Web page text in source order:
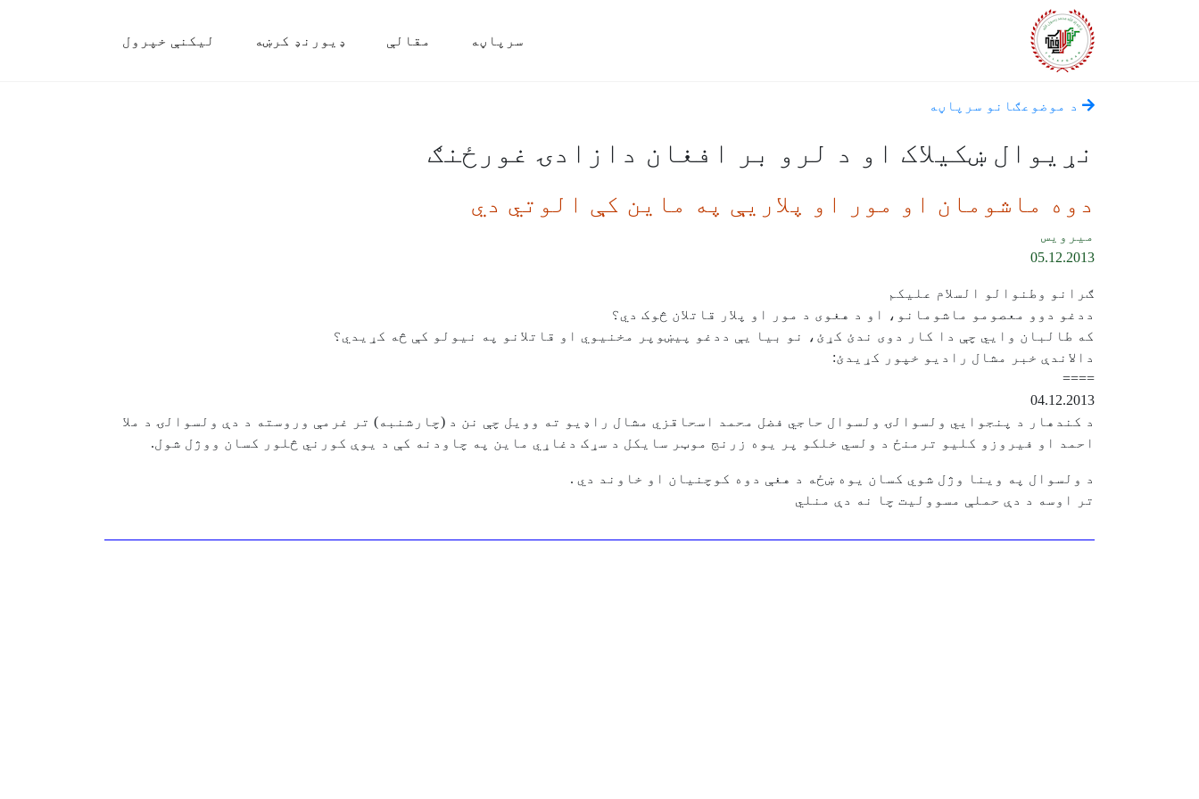
سرپاڼه مقالې ډیورنډ کرښه لیکنې خپرول
د موضوعګانو سرپاڼه
نړيوال ښکيلاک او د لرو بر افغان دازادۍ غورځنګ
دوه ماشومان او مور او پلاریې په ماین کې الوتي دي
میرویس
05.12.2013
ګرانو وطنوالو السلام علیکم
ددغو دوو معصومو ماشومانو، او د هغوی د مور او پلار قاتلان څوک دي؟
که طالبان وایي چې دا کار دوی ندئ کړئ، نو بیا یې ددغو پيښوپر مخنیوي او قاتلانو په نیولو کې څه کړیدي؟
دالاندې خبر مشال رادیو خپور کړیدئ:
====
04.12.2013
د کندهار د پنجوايي ولسوالۍ ولسوال حاجي فضل محمد اسحاقزي مشال راډیو ته وویل چې نن د (چارشنبه) تر غرمې وروسته د دې ولسوالۍ د ملا
احمد او فیروزو کلیو ترمنځ د ولسي خلکو پر یوه زرنج موټر سایکل د سړک دغاړي ماین په چاودنه کې د یوې کورني څلور کسان ووژل شول.
د ولسوال په وینا وژل شوي کسان یوه ښځه د هغې دوه کوچنیان او خاوند دي .
تر اوسه د دې حملې مسوولیت چا نه دې منلي